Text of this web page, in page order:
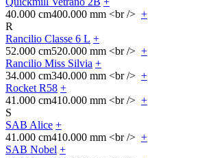
40.000 cm400.000 mm <br /> +
R
Rancilio Classe 6 L +
52.000 cm520.000 mm <br /> +
Rancilio Miss Silvia +
34.000 cm340.000 mm <br /> +
Rocket R58 +
41.000 cm410.000 mm <br /> +
S
SAB Alice +
41.000 cm410.000 mm <br /> +
SAB Nobel +